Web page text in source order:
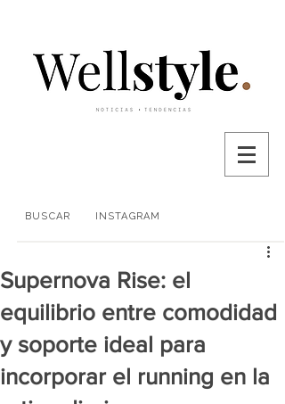
BUSCAR INSTAGRAM
Supernova Rise: el
equilibrio entre comodidad
y soporte ideal para
incorporar el running en la